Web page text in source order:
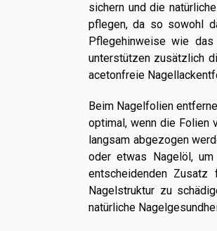
sichern und die
pflegen, da so sowohl
Pflegehinweise wie das
unterstützen zusätzlich
acetonfreie
Beim Nagelfolien
optimal, wenn die Folien
langsam abgezogen
oder etwas Nagelöl,
entscheidenden
Nagelstruktur zu
natürliche